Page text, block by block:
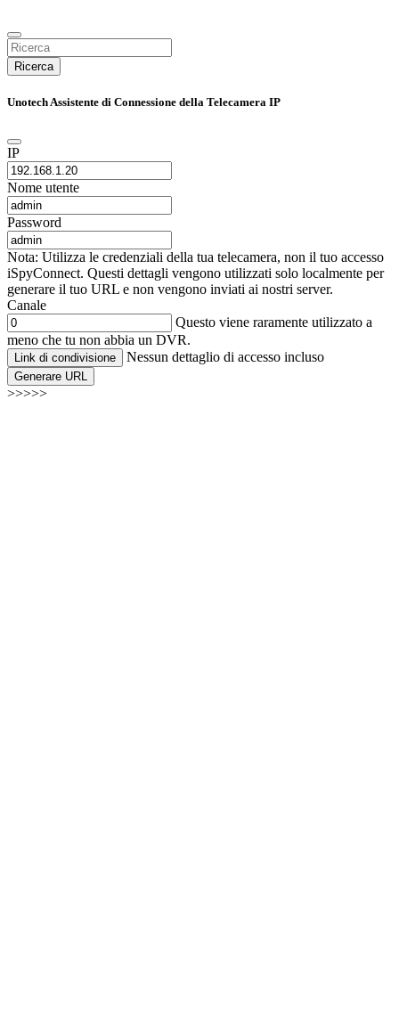
Ricerca
Unotech Assistente di Connessione della Telecamera IP
IP
Nome utente
Password
Nota: Utilizza le credenziali della tua telecamera, non il tuo accesso
iSpyConnect. Questi dettagli vengono utilizzati solo localmente per
generare il tuo URL e non vengono inviati ai nostri server.
Canale
Questo viene raramente utilizzato a
meno che tu non abbia un DVR.
Link di condivisione Nessun dettaglio di accesso incluso
Generare URL
>>>>>